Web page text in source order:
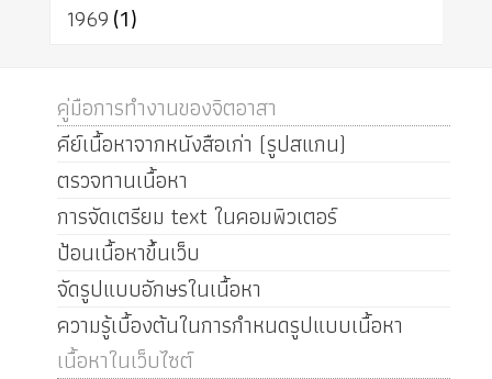
1969(1)
คู่มือการทำงานของจิตอาสา
คีย์เนื้อหาจากหนังสือเก่า (รูปสแกน)
ตรวจทานเนื้อหา
การจัดเตรียม text ในคอมพิวเตอร์
ป้อนเนื้อหาขึ้นเว็บ
จัดรูปแบบอักษรในเนื้อหา
ความรู้เบื้องต้นในการกำหนดรูปแบบเนื้อหา
เนื้อหาในเว็บไซต์